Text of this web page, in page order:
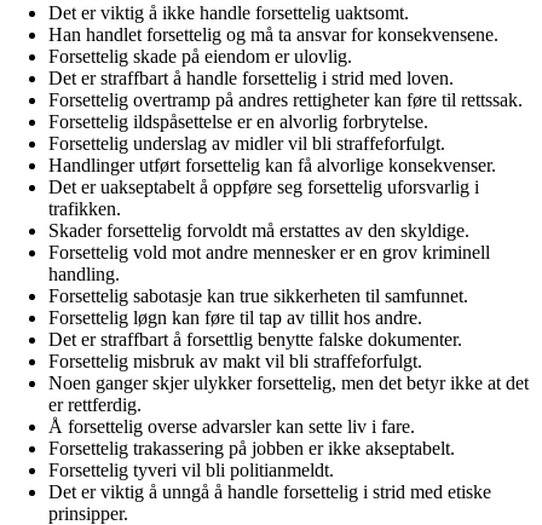
Det er viktig å ikke handle forsettelig uaktsomt.
Han handlet forsettelig og må ta ansvar for konsekvensene.
Forsettelig skade på eiendom er ulovlig.
Det er straffbart å handle forsettelig i strid med loven.
Forsettelig overtramp på andres rettigheter kan føre til rettssak.
Forsettelig ildspåsettelse er en alvorlig forbrytelse.
Forsettelig underslag av midler vil bli straffeforfulgt.
Handlinger utført forsettelig kan få alvorlige konsekvenser.
Det er uakseptabelt å oppføre seg forsettelig uforsvarlig i
trafikken.
Skader forsettelig forvoldt må erstattes av den skyldige.
Forsettelig vold mot andre mennesker er en grov kriminell
handling.
Forsettelig sabotasje kan true sikkerheten til samfunnet.
Forsettelig løgn kan føre til tap av tillit hos andre.
Det er straffbart å forsettlig benytte falske dokumenter.
Forsettelig misbruk av makt vil bli straffeforfulgt.
Noen ganger skjer ulykker forsettelig, men det betyr ikke at det
er rettferdig.
Å forsettelig overse advarsler kan sette liv i fare.
Forsettelig trakassering på jobben er ikke akseptabelt.
Forsettelig tyveri vil bli politianmeldt.
Det er viktig å unngå å handle forsettelig i strid med etiske
prinsipper.